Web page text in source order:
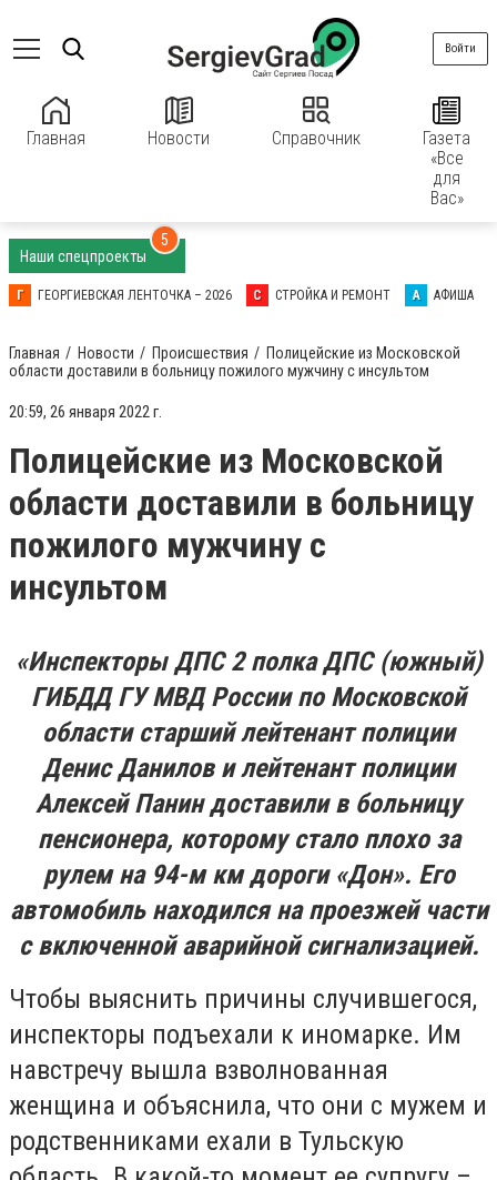
Главная Новости Справочник
Газета
«Все
для
Вас»
Войти
Наши спецпроекты
5
Г ГЕОРГИЕВСКАЯ ЛЕНТОЧКА – 2026 С СТРОЙКА И РЕМОНТ А АФИША
Главная Новости Происшествия
Полицейские из Московской
области доставили в больницу пожилого мужчину с инсультом
20:59, 26 января 2022 г.
Полицейские из Московской
области доставили в больницу
пожилого мужчину с
инсультом
«Инспекторы ДПС 2 полка ДПС (южный)
ГИБДД ГУ МВД России по Московской
области старший лейтенант полиции
Денис Данилов и лейтенант полиции
Алексей Панин доставили в больницу
пенсионера, которому стало плохо за
рулем на 94-м км дороги «Дон». Его
автомобиль находился на проезжей части
с включенной аварийной сигнализацией.
Чтобы выяснить причины случившегося,
инспекторы подъехали к иномарке. Им
навстречу вышла взволнованная
женщина и объяснила, что они с мужем и
родственниками ехали в Тульскую